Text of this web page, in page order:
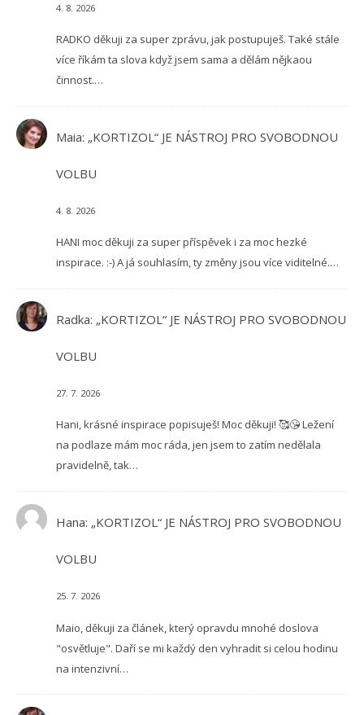
4. 8. 2026
RADKO děkuji za super zprávu, jak postupuješ. Také stále
více říkám ta slova když jsem sama a dělám nějkaou
činnost.…
Maia: „KORTIZOL“ JE NÁSTROJ PRO SVOBODNOU
VOLBU
4. 8. 2026
HANI moc děkuji za super příspěvek i za moc hezké
inspirace. :-) A já souhlasím, ty změny jsou více viditelné.…
Radka: „KORTIZOL“ JE NÁSTROJ PRO SVOBODNOU
VOLBU
27. 7. 2026
Hani, krásné inspirace popisuješ! Moc děkuji! 🥰😘 Ležení
na podlaze mám moc ráda, jen jsem to zatím nedělala
pravidelně, tak…
Hana: „KORTIZOL“ JE NÁSTROJ PRO SVOBODNOU
VOLBU
25. 7. 2026
Maio, děkuji za článek, který opravdu mnohé doslova
"osvětluje". Daří se mi každý den vyhradit si celou hodinu
na intenzivní…